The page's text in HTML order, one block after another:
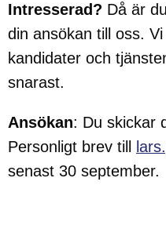
Intresserad? Då är
din ansökan till oss.
kandidater och
snarast.
Ansökan: Du skickar
Personligt brev till
senast 30 september.